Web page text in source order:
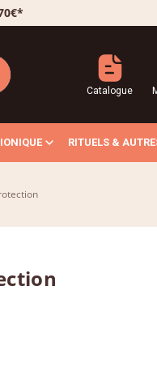
Catalogue
RITUELS &